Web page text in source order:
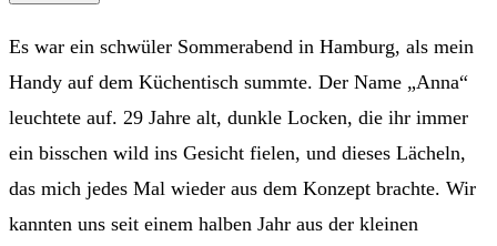
Es war ein schwüler Sommerabend in Hamburg, als mein
Handy auf dem Küchentisch summte. Der Name „Anna“
leuchtete auf. 29 Jahre alt, dunkle Locken, die ihr immer
ein bisschen wild ins Gesicht fielen, und dieses Lächeln,
das mich jedes Mal wieder aus dem Konzept brachte. Wir
kannten uns seit einem halben Jahr aus der kleinen